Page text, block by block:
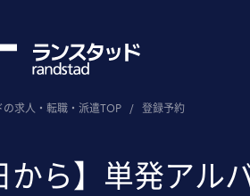
の求人・転職・派遣TOP / 登録予約
から】単発アル